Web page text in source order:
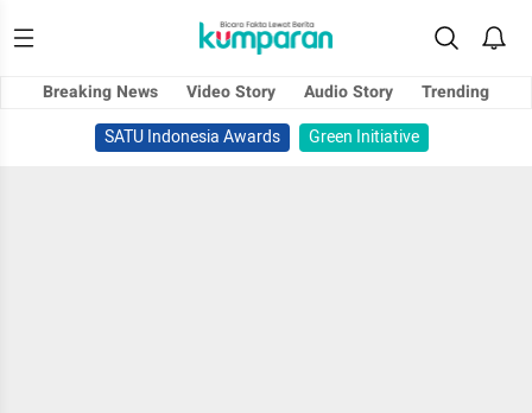
Breaking News Video Story Audio Story
Trending
SATU Indonesia Awards
Green Initiative